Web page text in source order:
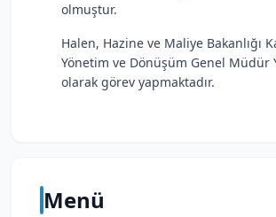
Menü
olmuştur.
Halen, Hazine ve Maliye Bakanlığı
Yönetim ve Dönüşüm Genel Müdür
olarak görev yapmaktadır.